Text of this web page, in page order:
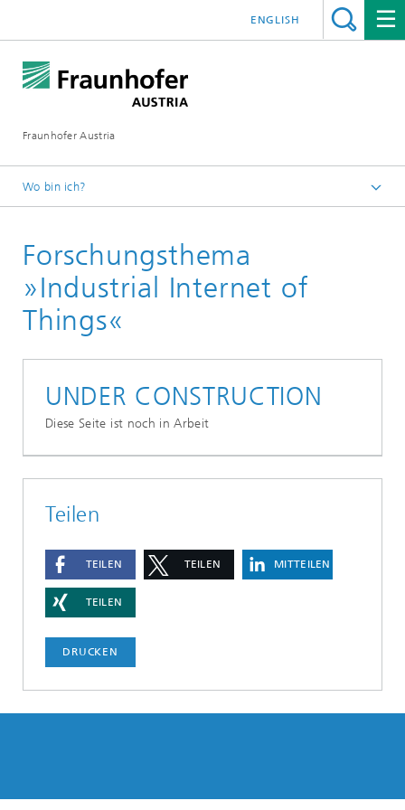
Fraunhofer Austria
ENGLISH
Wo bin ich?
Forschung
Forschungsthema
»Industrial Internet of
Things«
UNDER CONSTRUCTION
Diese Seite ist noch in Arbeit
Teilen
TEILEN TEILEN MITTEILEN
TEILEN
DRUCKEN